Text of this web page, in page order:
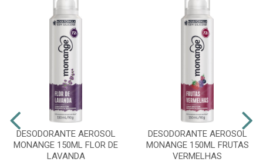
DESODORANTE AEROSOL
MONANGE 150ML FLOR DE
LAVANDA
DESODORANTE AEROSOL
MONANGE 150ML FRUTAS
VERMELHAS